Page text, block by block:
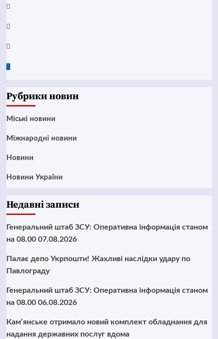
Telegram
Instagram
Twitter
Рубрики новин
Mіські новини
Міжнародні новини
Новини
Новини України
Недавні записи
Генеральний штаб ЗСУ: Оперативна інформація станом
на 08.00 07.08.2026
Палає депо Укрпошти! Жахливі наслідки удару по
Павлограду
Генеральний штаб ЗСУ: Оперативна інформація станом
на 08.00 06.08.2026
Кам’янське отримало новий комплект обладнання для
надання державних послуг вдома